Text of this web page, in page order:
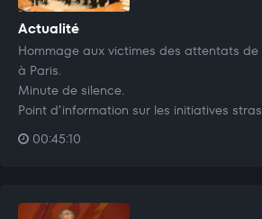
Actualité
Hommage aux victimes des attentats de
à Paris.
Minute de silence.
Point d’information sur les initiatives
00:45:10